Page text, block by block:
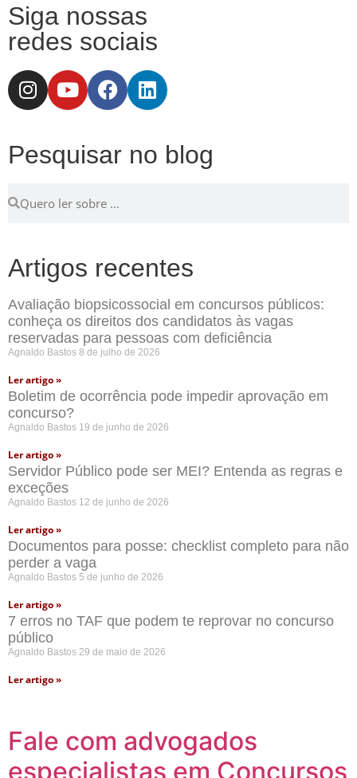
Siga nossas
redes sociais
Pesquisar no blog
Artigos recentes
Avaliação biopsicossocial em concursos públicos:
conheça os direitos dos candidatos às vagas
reservadas para pessoas com deficiência
Agnaldo Bastos 8 de julho de 2026
Ler artigo »
Boletim de ocorrência pode impedir aprovação em
concurso?
Agnaldo Bastos 19 de junho de 2026
Ler artigo »
Servidor Público pode ser MEI? Entenda as regras e
exceções
Agnaldo Bastos 12 de junho de 2026
Ler artigo »
Documentos para posse: checklist completo para não
perder a vaga
Agnaldo Bastos 5 de junho de 2026
Ler artigo »
7 erros no TAF que podem te reprovar no concurso
público
Agnaldo Bastos 29 de maio de 2026
Ler artigo »
Fale com advogados
especialistas em Concursos